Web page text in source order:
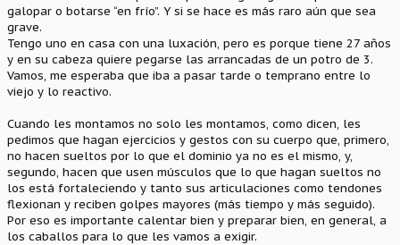
galopar o botarse “en frío”. Y si se hace es más raro aún que sea
grave.
Tengo uno en casa con una luxación, pero es porque tiene 27 años
y en su cabeza quiere pegarse las arrancadas de un potro de 3.
Vamos, me esperaba que iba a pasar tarde o temprano entre lo
viejo y lo reactivo.
Cuando les montamos no solo les montamos, como dicen, les
pedimos que hagan ejercicios y gestos con su cuerpo que, primero,
no hacen sueltos por lo que el dominio ya no es el mismo, y,
segundo, hacen que usen músculos que lo que hagan sueltos no
los está fortaleciendo y tanto sus articulaciones como tendones
flexionan y reciben golpes mayores (más tiempo y más seguido).
Por eso es importante calentar bien y preparar bien, en general, a
los caballos para lo que les vamos a exigir.